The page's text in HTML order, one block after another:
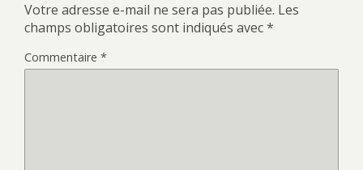
Votre adresse e-mail ne sera pas publiée. Les
champs obligatoires sont indiqués avec*
Commentaire *